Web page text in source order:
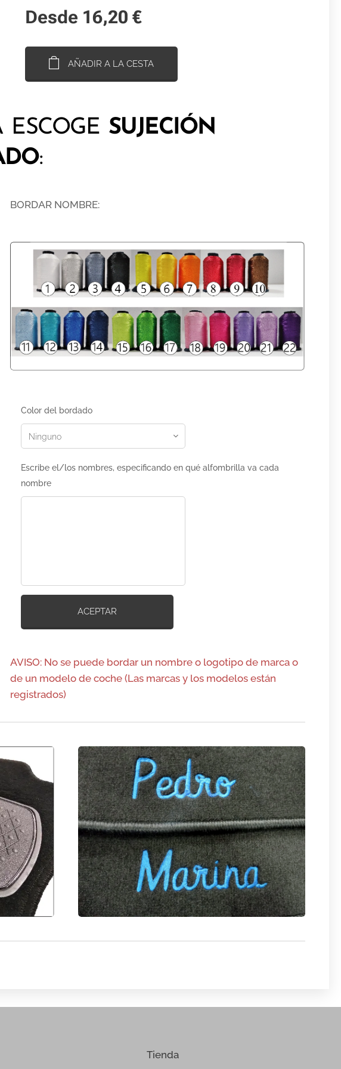
Desde 16,20 €
AÑADIR A LA CESTA
SUJECIÓN
:
BORDAR NOMBRE:
Color del bordado
Escribe el/los nombres, especificando en qué alfombrilla va cada
nombre
ACEPTAR
AVISO: No se puede bordar un nombre o logotipo de marca o
de un modelo de coche (Las marcas y los modelos están
registrados)
Tienda